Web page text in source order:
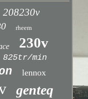
208230v
rheem
230v
825tr/min
lennox
genteq